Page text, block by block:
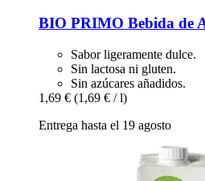
BIO PRIMO Bebida de
Sabor ligeramente dulce.
Sin lactosa ni gluten.
Sin azúcares añadidos.
1,69 € (1,69 € / l)
Entrega hasta el 19 agosto